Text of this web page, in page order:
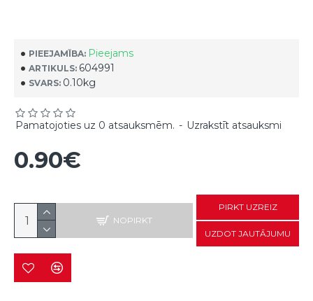
PIEEJAMĪBA: Pieejams
ARTIKULS: 604991
SVARS: 0.10kg
Pamatojoties uz 0 atsauksmēm. - Uzrakstīt atsauksmi
0.90€
NOPIRKT
PIRKT UZREIZ
UZDOT JAUTĀJUMU